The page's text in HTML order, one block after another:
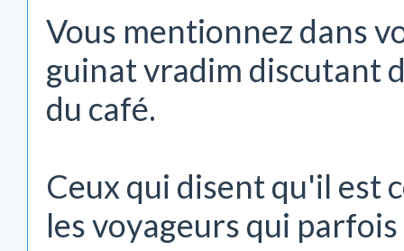
Vous mentionnez dans
guinat vradim discutant
du café.
Ceux qui disent qu'il est
les voyageurs qui